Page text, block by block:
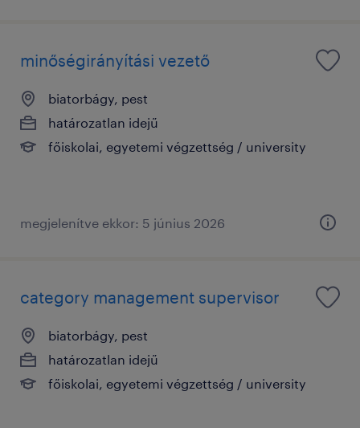
minőségirányítási vezető
biatorbágy, pest
határozatlan idejű
főiskolai, egyetemi végzettség / university
megjelenítve ekkor: 5 június 2026
category management supervisor
biatorbágy, pest
határozatlan idejű
főiskolai, egyetemi végzettség / university